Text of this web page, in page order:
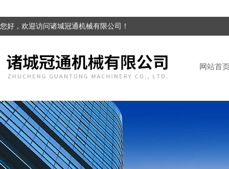
您好，欢迎访问诸城冠通机械有限公司！
网站首